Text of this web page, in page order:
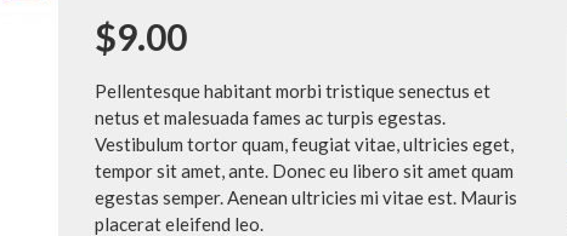
$9.00
Pellentesque habitant morbi tristique senectus et
netus et malesuada fames ac turpis egestas.
Vestibulum tortor quam, feugiat vitae, ultricies eget,
tempor sit amet, ante. Donec eu libero sit amet quam
egestas semper. Aenean ultricies mi vitae est. Mauris
placerat eleifend leo.